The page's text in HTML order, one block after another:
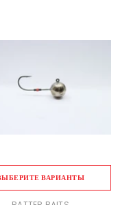
ВАРИАНТЫ